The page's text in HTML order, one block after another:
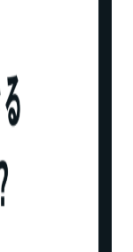
均月収
は？
つくる